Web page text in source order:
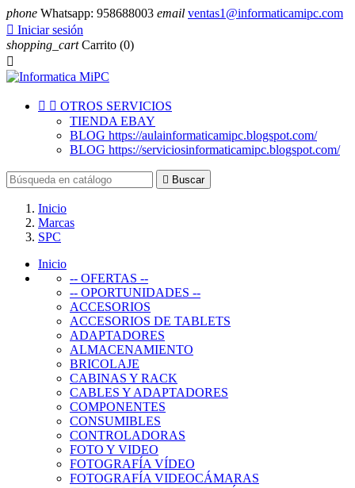
phone Whatsapp: 958688003 email ventas1@informaticamipc.com
 Iniciar sesión
shopping_cart Carrito (0)

  OTROS SERVICIOS
TIENDA EBAY
BLOG https://aulainformaticamipc.blogspot.com/
BLOG https://serviciosinformaticamipc.blogspot.com/
 Buscar
Inicio
Marcas
SPC
Inicio
-- OFERTAS --
-- OPORTUNIDADES --
ACCESORIOS
ACCESORIOS DE TABLETS
ADAPTADORES
ALMACENAMIENTO
BRICOLAJE
CABINAS Y RACK
CABLES Y ADAPTADORES
COMPONENTES
CONSUMIBLES
CONTROLADORAS
FOTO Y VIDEO
FOTOGRAFÍA VÍDEO
FOTOGRAFÍA VIDEOCÁMARAS